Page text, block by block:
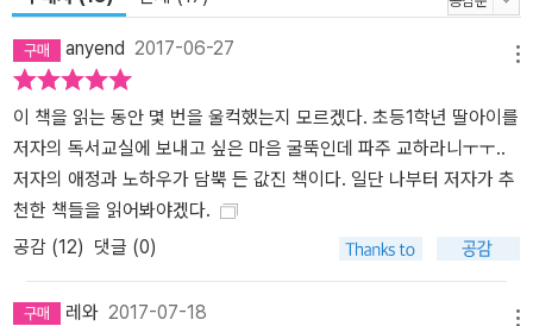
anyend 2017-06-27
이 책을 읽는 동안 몇 번을 울컥했는지 모르겠다. 초등1학년 딸아이를
저자의 독서교실에 보내고 싶은 마음 굴뚝인데 파주 교하라니ㅜㅜ..
저자의 애정과 노하우가 담뿍 든 값진 책이다. 일단 나부터 저자가 추
천한 책들을 읽어봐야겠다.
공감 (12) 댓글 (0)
레와 2017-07-18